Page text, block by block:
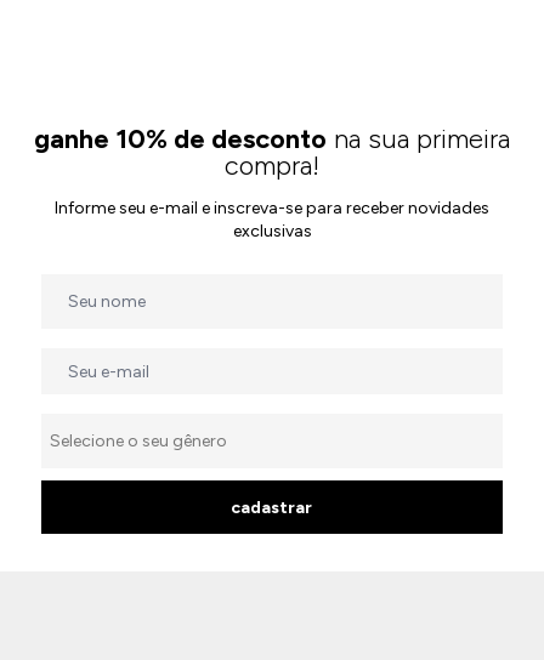
ganhe 10% de desconto na sua primeira
compra!
Informe seu e-mail e inscreva-se para receber novidades
exclusivas
cadastrar